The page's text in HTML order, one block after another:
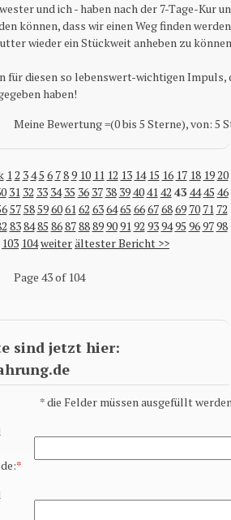
und ich - haben nach der 7-Tage-Kur
können, dass wir einen Weg finden
wieder ein Stückweit anheben zu
für diesen so lebenswert-wichtigen Impuls,
haben!
Meine Bewertung =(0 bis 5 Sterne), von: 5
12 345 6 789 10 11 12 13 14 15 16 17 18 1920
31 32 33 34 35 36 37 38 39404142 43 4445 46
575859606162 636465 66676869 70 71 72
838485 86878889909192 939495 969798
103 104weiterältester Bericht >>
Page 43 of 104
sind jetzt hier:
*die Felder müssen ausgefüllt
*